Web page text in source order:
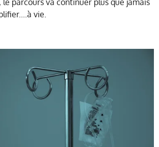
parcours va continuer plus que jamais
vie.